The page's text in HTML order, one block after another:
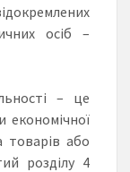
осіб –
– це
економічної
товарів або
розділу 4